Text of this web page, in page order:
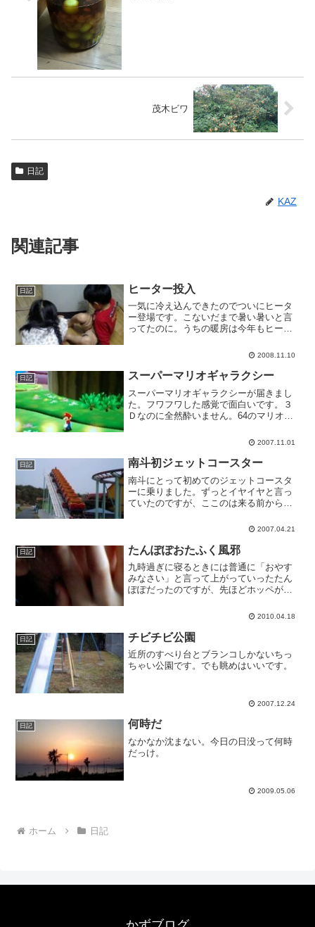
茂木ビワ
日記
KAZ
関連記事
日記 ヒーター投入
一気に冷え込んできたのでついにヒータ
ー登場です。こないだまで暑い暑いと言
ってたのに。うちの暖房は今年もヒータ
2008.11.10
日記 スーパーマリオギャラクシー
スーパーマリオギャラクシーが届きまし
た。フワフワした感覚で面白いです。３
Ｄなのに全然酔いません。64のマリオは
2007.11.01
日記 南斗初ジェットコースター
南斗にとって初めてのジェットコースタ
ーに乗りました。ずっとイヤイヤと言っ
ていたのですが、ここのは来る前から乗
が、動き出した途端に腰が抜けたように
まま微動だにしませんでし...
2007.04.21
日記 たんぽぽおたふく風邪
九時過ぎに寝るときには普通に「おやす
みなさい」と言って上がっていったたん
ぽぽだったのですが、先ほどホッペが痛
ンに腫れ上がっていて、完全におたふく
えず頓服飲ませて寝かせま...
2010.04.18
日記 チビチビ公園
近所のすべり台とブランコしかないちっ
ちゃい公園です。でも眺めはいいです。
2007.12.24
日記 何時だ
なかなか沈まない。今日の日没って何時
だっけ。
2009.05.06
ホーム 日記